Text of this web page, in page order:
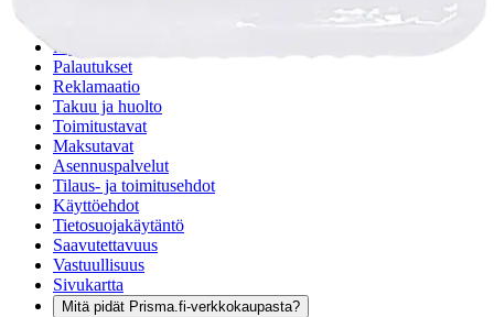
Myymälänouto
Palautukset
Reklamaatio
Takuu ja huolto
Toimitustavat
Maksutavat
Asennuspalvelut
Tilaus- ja toimitusehdot
Käyttöehdot
Tietosuojakäytäntö
Saavutettavuus
Vastuullisuus
Sivukartta
Mitä pidät Prisma.fi-verkkokaupasta?